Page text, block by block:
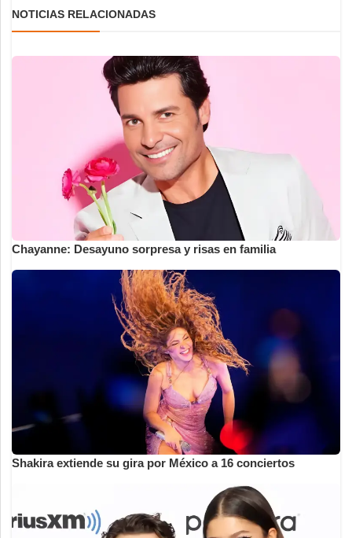
NOTICIAS RELACIONADAS
Chayanne: Desayuno sorpresa y risas en familia
Shakira extiende su gira por México a 16 conciertos